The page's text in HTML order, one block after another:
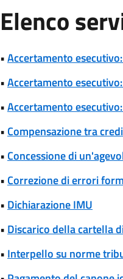
Elenco
•Accertamento
•Accertamento
•Accertamento
• Compensazione tra
• Concessione di
• Correzione di errori
• Dichiarazione IMU
• Discarico della cartella
• Interpello su norme